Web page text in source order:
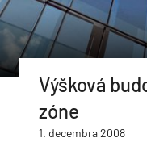
Výšková
zóne
1. decembra 2008